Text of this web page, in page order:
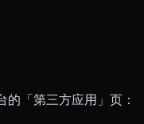
「第三方应用」页：